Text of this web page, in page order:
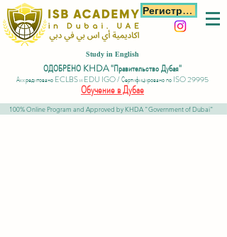
Регистрация
Study in English
ОДОБРЕНО KHDA "Правительство Дубая"
Аккредитовано ECLBS и EDU IGO / Сертифицировано по ISO 29995
Обучение в Дубае
100% Online Program and Approved by KHDA "Government of Dubai"